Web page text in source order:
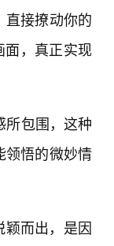
直接撩动你的
面，真正实现
所包围，这种
领悟的微妙情
颖而出，是因